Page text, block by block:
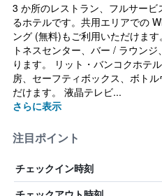
3 か所のレストラン、フルサー
るホテルです。共用エリアでの
ング (無料)もご利用いただけま
トネスセンター、バー / ラウン
ります。 リット・バンコクホテ
房、セーフティボックス、ボト
だけます。 液晶テレビ...
さらに表示
注目ポイント
チェックイン時刻